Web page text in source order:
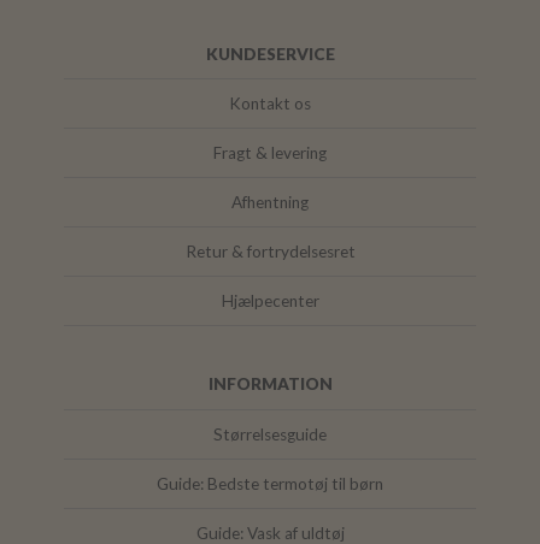
KUNDESERVICE
Kontakt os
Fragt & levering
Afhentning
Retur & fortrydelsesret
Hjælpecenter
INFORMATION
Størrelsesguide
Guide: Bedste termotøj til børn
Guide: Vask af uldtøj